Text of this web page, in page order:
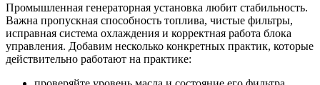
Промышленная генераторная установка любит стабильность.
Важна пропускная способность топлива, чистые фильтры,
исправная система охлаждения и корректная работа блока
управления. Добавим несколько конкретных практик, которые
действительно работают на практике: